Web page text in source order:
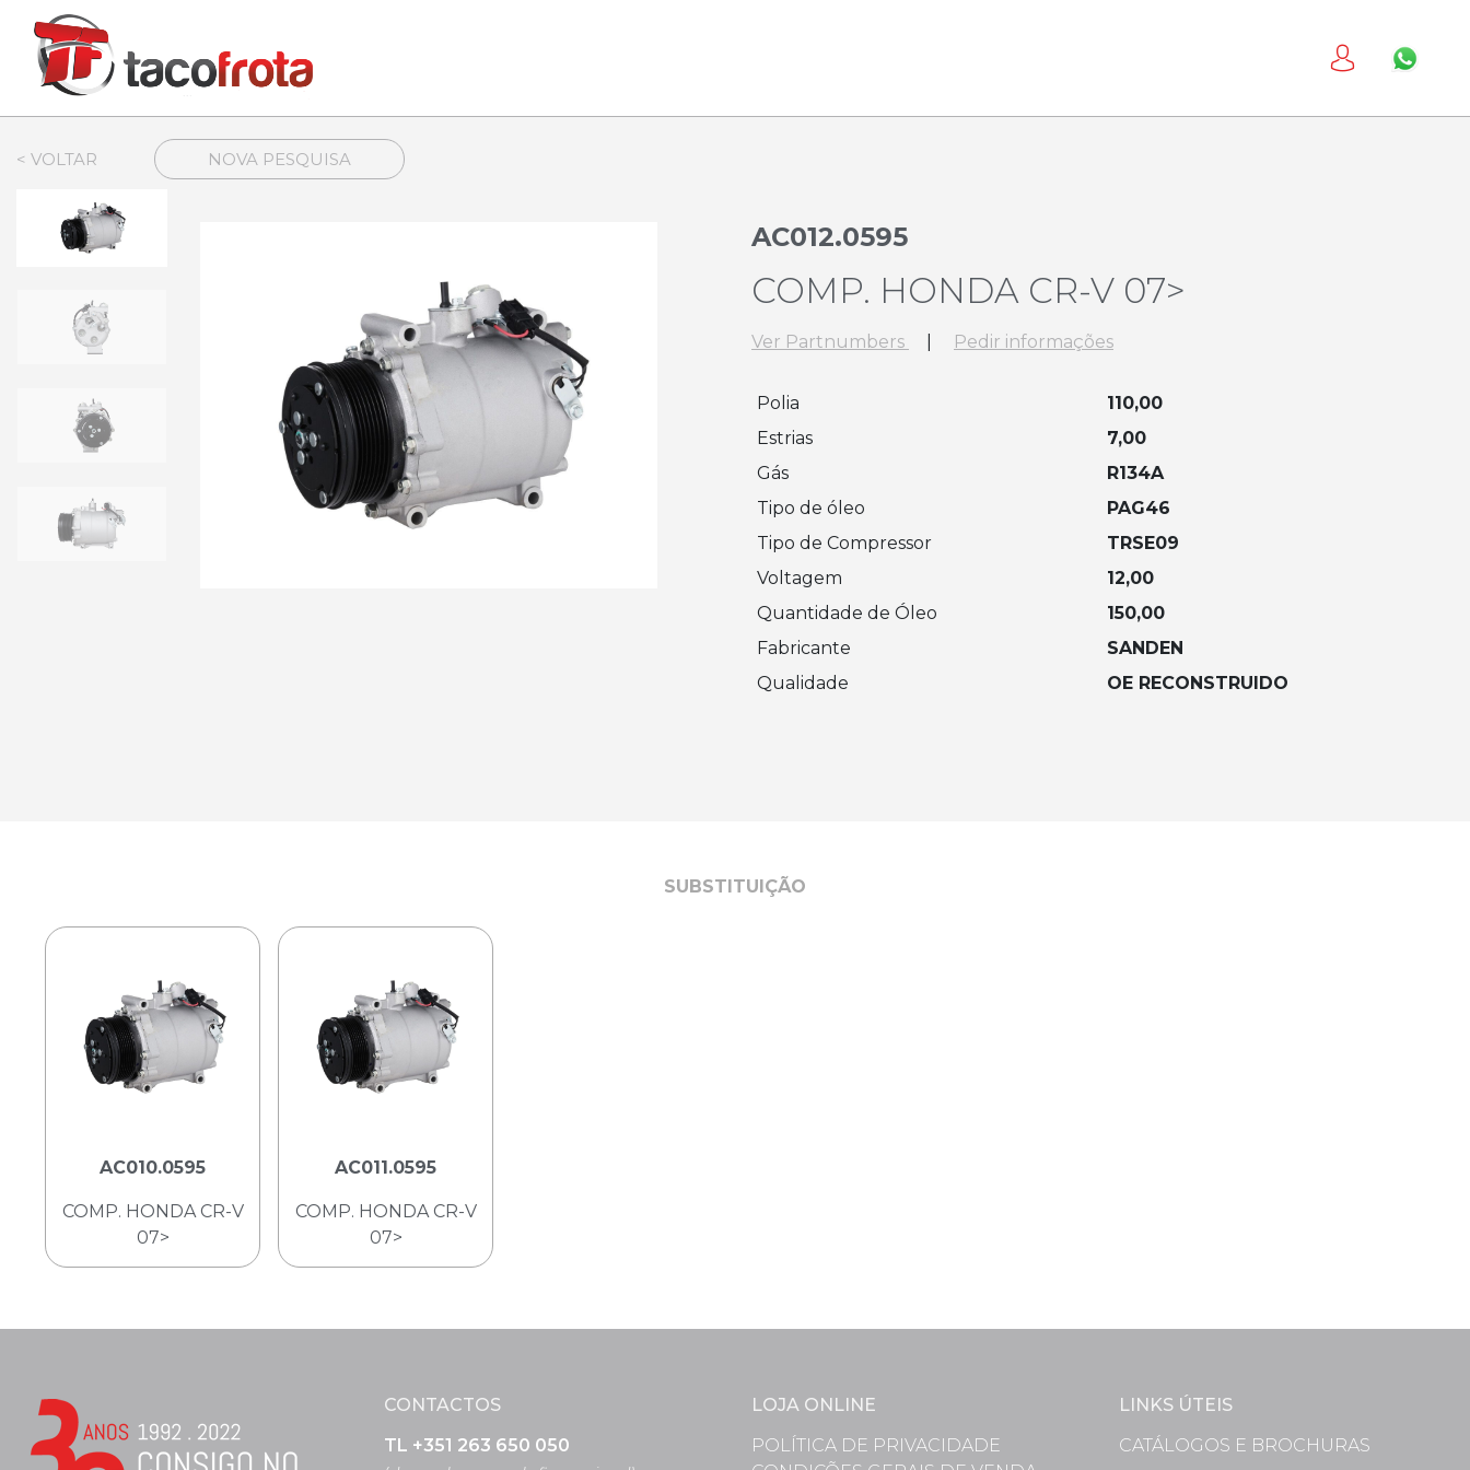
< VOLTAR NOVA PESQUISA
AC012.0595
COMP. HONDA CR-V 07>
Ver Partnumbers Pedir informações
Polia
110,00
Estrias
7,00
Gás
R134A
Tipo de óleo
PAG46
Tipo de Compressor
TRSE09
Voltagem
12,00
Quantidade de Óleo
150,00
Fabricante
SANDEN
Qualidade
OE RECONSTRUIDO
SUBSTITUIÇÃO
AC010.0595
COMP. HONDA CR-V
07>
AC011.0595
COMP. HONDA CR-V
07>
CONTACTOS
TL +351 263 650 050
LOJA ONLINE
POLÍTICA DE PRIVACIDADE
LINKS ÚTEIS
CATÁLOGOS E BROCHURAS